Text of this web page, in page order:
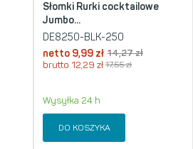
Słomki Rurki cocktailowe
Jumbo...
DE8250-BLK-250
netto 9,99 zł 14,27zł
brutto 12,29 zł 17,55zł
Wysyłka 24 h
DO KOSZYKA